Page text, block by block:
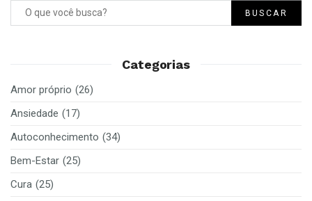
BUSCAR
Categorias
Amor próprio (26)
Ansiedade (17)
Autoconhecimento (34)
Bem-Estar (25)
Cura (25)